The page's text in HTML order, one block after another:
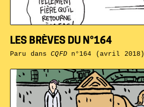
LES BRÈVES DU N°164
Paru dansCQFDn°164 (avril 2018)